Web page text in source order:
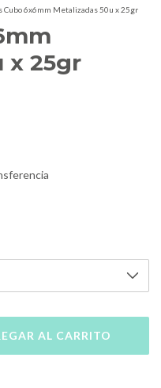
Cubo 6x6mm Metalizadas 50u x 25gr
x 25gr